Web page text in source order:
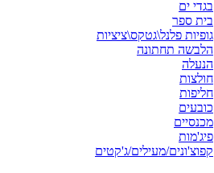
בגדי ים
בית ספר
גופיות פלנל\גטקס\ציציות
הלבשה תחתונה
הנעלה
חולצות
חליפות
כובעים
מכנסיים
פיג'מות
קפוצ'ונים/מעילים/ג'קטים